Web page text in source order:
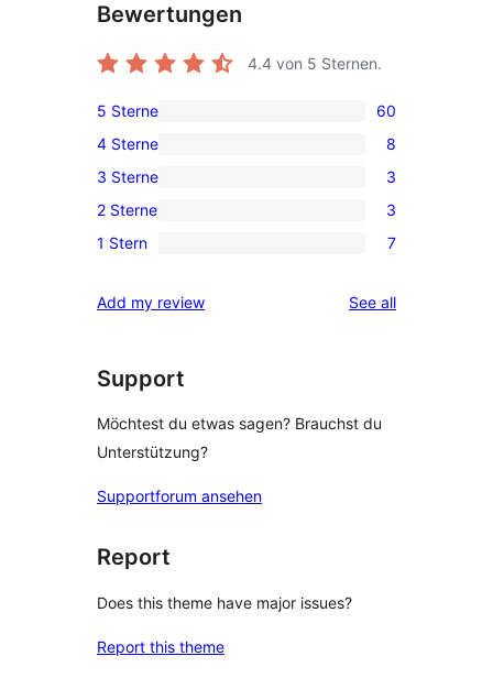
Bewertungen
4.4 von 5 Sternen.
60
5-
Sterne-
Rezensionen
5 Sterne 60
8
4-
Sterne-
Rezensionen
4 Sterne 8
3
3-
Sterne-
3 Sterne 3
3
2-
Rezensionen
2 Sterne 3
7
Sterne-
1 Stern 7
Add my review See allreviews
Support
Möchtest du etwas sagen? Brauchst du
Unterstützung?
Supportforum ansehen
Report
Does this theme have major issues?
Report this theme